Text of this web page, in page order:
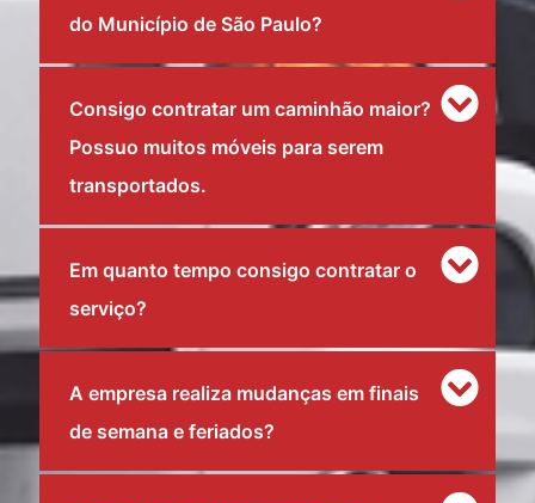
do Município de São Paulo?
Consigo contratar um caminhão maior?
Possuo muitos móveis para serem
transportados.
Em quanto tempo consigo contratar o
serviço?
A empresa realiza mudanças em finais
de semana e feriados?